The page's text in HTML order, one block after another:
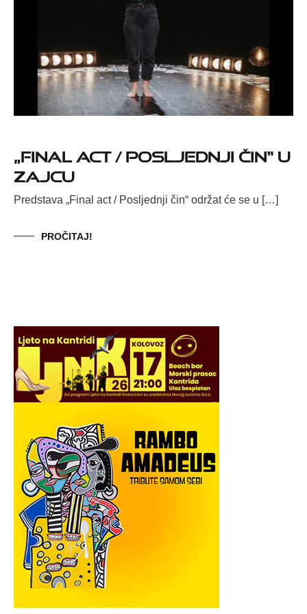
„Final act / Posljednji čin“ u
Zajcu
Predstava „Final act / Posljednji čin“ održat će se u […]
PROČITAJ!